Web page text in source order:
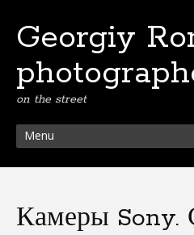
Georgiy
on the street
Menu
Камеры Sony.